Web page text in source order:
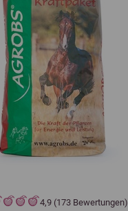
4,9 (173 Bewertungen)